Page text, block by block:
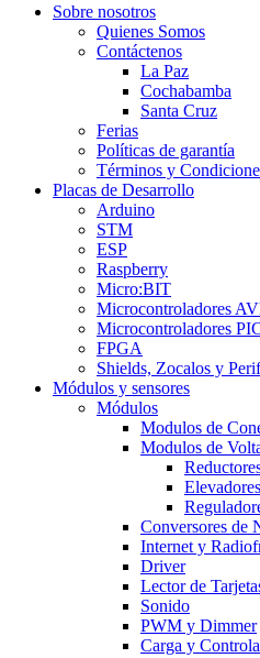
Sobre nosotros
Quienes Somos
Contáctenos
La Paz
Cochabamba
Santa Cruz
Ferias
Políticas de garantía
Términos y
Placas de Desarrollo
Arduino
STM
ESP
Raspberry
Micro:BIT
Microcontroladores
Microcontroladores
FPGA
Shields, Zocalos y
Módulos y sensores
Módulos
Modulos de
Modulos de
Conversores de
Internet y
Driver
Lector de
Sonido
PWM y Dimmer
Carga y